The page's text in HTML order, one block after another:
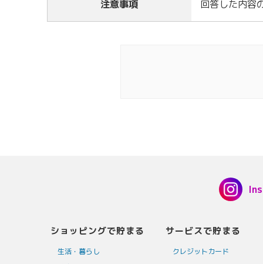
注意事項 回答した内容
ショッピングで貯まる
生活・暮らし
サービスで貯まる
クレジットカード